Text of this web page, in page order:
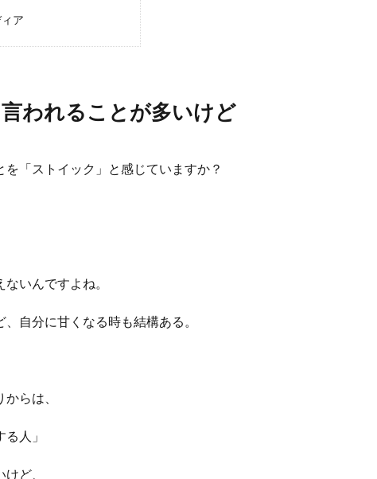
ィア
われることが多いけど
を「ストイック」と感じていますか？
いんですよね。
自分に甘くなる時も結構ある。
らは、
人」
ど、